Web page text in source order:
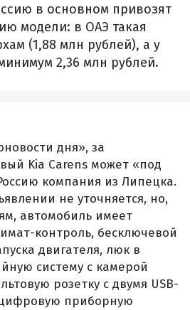
в основном привозят
модели: в ОАЭ такая
(1,88 млн рублей), а у
2,36 млн рублей.
дня», за
Kia Carens может «под
компания из Липецка.
не уточняется, но,
автомобиль имеет
контроль, бесключевой
двигателя, люк в
систему с камерой
розетку с двумя USB-
приборную